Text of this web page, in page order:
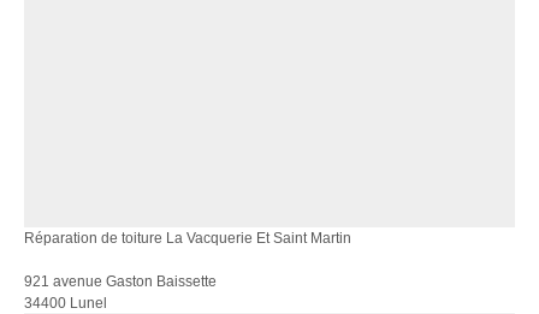
Réparation de toiture La Vacquerie Et Saint Martin
921 avenue Gaston Baissette
34400 Lunel